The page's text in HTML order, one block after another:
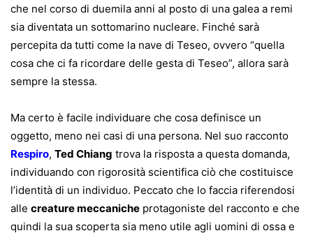
che nel corso di duemila anni al posto di una galea a remi
sia diventata un sottomarino nucleare. Finché sarà
percepita da tutti come la nave di Teseo, ovvero “quella
cosa che ci fa ricordare delle gesta di Teseo”, allora sarà
sempre la stessa.
Ma certo è facile individuare che cosa definisce un
oggetto, meno nei casi di una persona. Nel suo racconto
Respiro, Ted Chiang trova la risposta a questa domanda,
individuando con rigorosità scientifica ciò che costituisce
l’identità di un individuo. Peccato che lo faccia riferendosi
alle creature meccaniche protagoniste del racconto e che
quindi la sua scoperta sia meno utile agli uomini di ossa e